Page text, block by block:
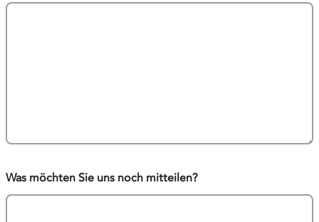
Was möchten Sie uns noch mitteilen?